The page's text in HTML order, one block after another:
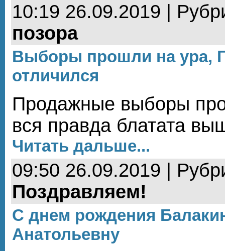
10:19 26.09.2019 |
позора
Выборы прошли на ура,
отличился
Продажные выборы
вся правда блатата
Читать дальше...
09:50 26.09.2019 |
Поздравляем!
С днем рождения
Анатольевну